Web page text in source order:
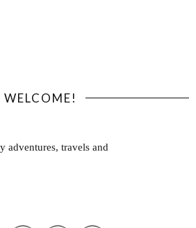
WELCOME!
adventures, travels and